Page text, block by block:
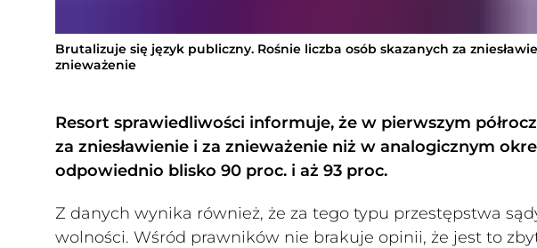
Brutalizuje się język publiczny. Rośnie liczba osób skazanych za
znieważenie
Resort sprawiedliwości informuje, że w pierwszym
za zniesławienie i za znieważenie niż w analogicznym
odpowiednio blisko 90 proc. i aż 93 proc.
Z danych wynika również, że za tego typu przestępstwa
wolności. Wśród prawników nie brakuje opinii, że jest to